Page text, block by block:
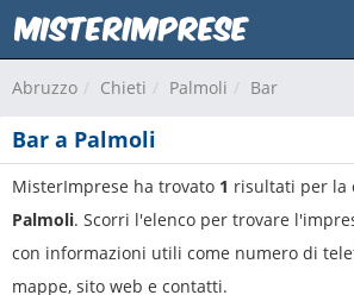
Abruzzo Chieti Palmoli Bar
Bar a Palmoli
MisterImprese ha trovato 1 risultati per la
Palmoli. Scorri l'elenco per trovare
con informazioni utili come numero di
mappe, sito web e contatti.